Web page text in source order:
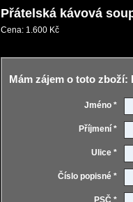
Přátelská kávová
Cena: 1.600 Kč
Mám zájem o toto zboží:
Jméno *
Příjmení *
Ulice *
Číslo popisné *
PSČ *